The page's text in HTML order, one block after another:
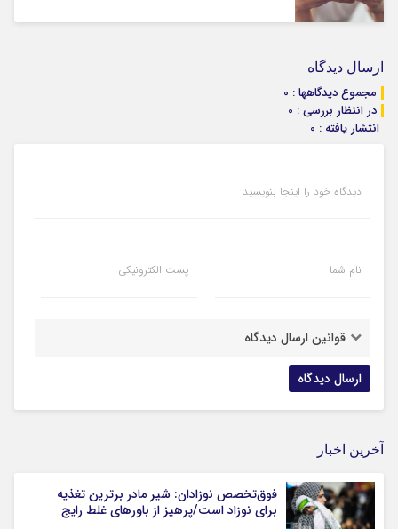
ارسال دیدگاه
مجموع دیدگاهها : 0
در انتظار بررسی : 0
انتشار یافته : 0
دیدگاه خود را اینجا بنویسید
نام شما پست الکترونیکی
قوانین ارسال دیدگاه
آخرین اخبار
فوق‌تخصص نوزادان: شیر مادر برترین تغذیه
برای نوزاد است/پرهیز از باورهای غلط رایج